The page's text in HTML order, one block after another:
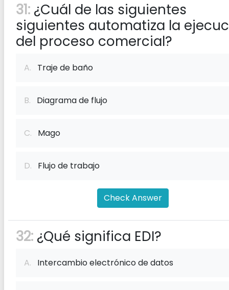
31: ¿Cuál de las siguientes
siguientes automatiza la
del proceso comercial?
A. Traje de baño
B. Diagrama de flujo
C. Mago
D. Flujo de trabajo
Check Answer
32: ¿Qué significa EDI?
A. Intercambio electrónico de datos